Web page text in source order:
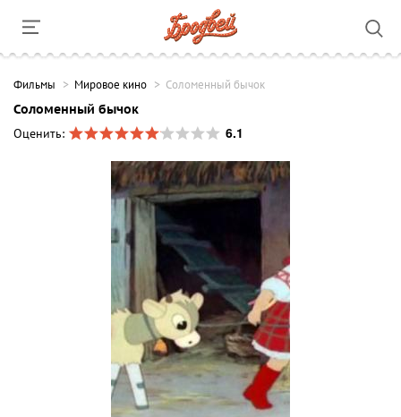
Фильмы Мировое кино Соломенный бычок
Соломенный бычок
Оценить:
6.1